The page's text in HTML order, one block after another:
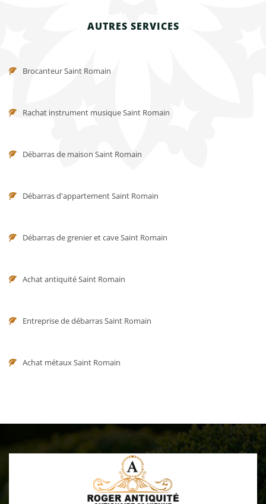
AUTRES SERVICES
Brocanteur Saint Romain
Rachat instrument musique Saint Romain
Débarras de maison Saint Romain
Débarras d'appartement Saint Romain
Débarras de grenier et cave Saint Romain
Achat antiquité Saint Romain
Entreprise de débarras Saint Romain
Achat métaux Saint Romain